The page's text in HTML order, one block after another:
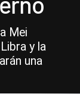
Mei
y la
una